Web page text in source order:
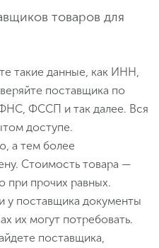
товаров для
такие данные, как ИНН,
поставщика по
ФССП и так далее. Вся
доступе.
а тем более
Стоимость товара —
при прочих равных.
у поставщика документы
их могут потребовать.
поставщика,